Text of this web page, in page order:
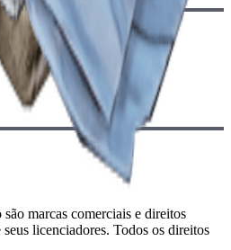
marcas comerciais e direitos
licenciadores. Todos os direitos